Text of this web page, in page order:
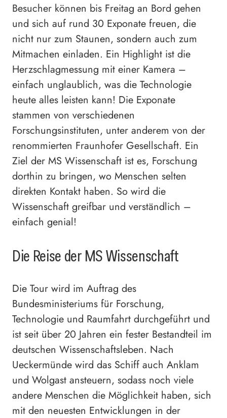
Besucher können bis Freitag an Bord gehen
und sich auf rund 30 Exponate freuen, die
nicht nur zum Staunen, sondern auch zum
Mitmachen einladen. Ein Highlight ist die
Herzschlagmessung mit einer Kamera –
einfach unglaublich, was die Technologie
heute alles leisten kann! Die Exponate
stammen von verschiedenen
Forschungsinstituten, unter anderem von der
renommierten Fraunhofer Gesellschaft. Ein
Ziel der MS Wissenschaft ist es, Forschung
dorthin zu bringen, wo Menschen selten
direkten Kontakt haben. So wird die
Wissenschaft greifbar und verständlich –
einfach genial!
Die Reise der MS Wissenschaft
Die Tour wird im Auftrag des
Bundesministeriums für Forschung,
Technologie und Raumfahrt durchgeführt und
ist seit über 20 Jahren ein fester Bestandteil im
deutschen Wissenschaftsleben. Nach
Ueckermünde wird das Schiff auch Anklam
und Wolgast ansteuern, sodass noch viele
andere Menschen die Möglichkeit haben, sich
mit den neuesten Entwicklungen in der